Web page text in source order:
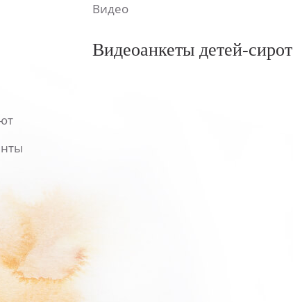
Видео
Видеоанкеты детей-сирот